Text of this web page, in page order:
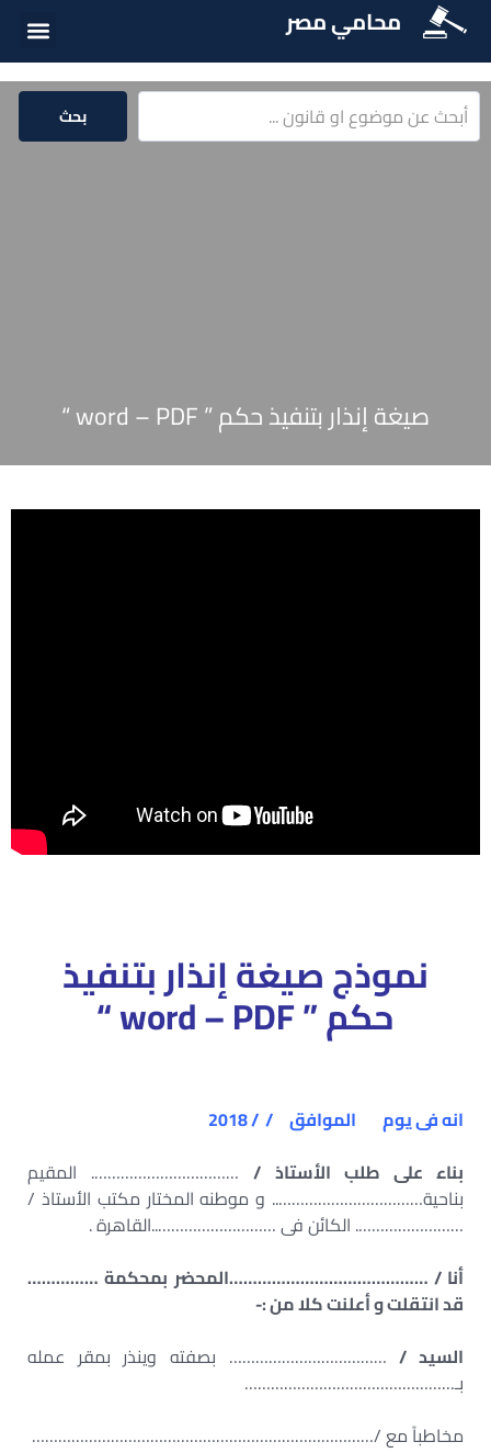
محامي مصر
بحث
صيغة إنذار بتنفيذ حكم ” word – PDF “
نموذج صيغة إنذار بتنفيذ
حكم ” word – PDF “
انه فى يوم الموافق / / 2018
بناء على طلب الأستاذ /……………………………. المقيم
بناحية…………………………….. و موطنه المختار مكتب الأستاذ /
……………………. الكائن فى ………………………..القاهرة .
أنا / ……………………………………المحضر بمحكمة ……………
قد انتقلت و أعلنت كلا من :-
السيد /……………………………… بصفته وينذر بمقر عمله
بـ…………………………………………
مخاطباً مع /……………………………………………………………………